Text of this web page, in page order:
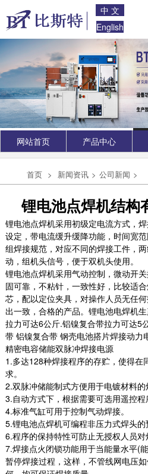
中 文
English
网站首页 产品中心
首页 > 新闻资讯 > 公司新闻 >
锂电池点焊机结构
锂电池点焊机采用初级定电流方式，
设定，带电流缓升缓降功能，时间宽
组焊接规范，对应不同的焊接工件，
动，组机头信号，便于双机头使用。
锂电池点焊机采用气动控制，微动开
固可靠，不粘针，一致性好，比较适
芯，配以定位夹具，对操作人员无任
出一致，合格的产品。锂电池电焊机
拉力可达6公斤.铝镍复合带拉力可达5
带 铝镍复合带 钢壳电池搭片焊接动力
精密电容储能双脉冲焊接电源
1.多达128种焊接程序的存贮，使得在
求。
2.双脉冲储能制式方便用于电镀材料的
3.自动方式下，根据需要可选用遥控程
4.标准气缸可用于控制气动焊接。
5.锂电池点焊机可编程非压力式焊头的
6.程序的保持特性可防止无授权人员对
7.焊接点火闭锁功能用于当能量水平(
暂停焊接过程，这样，不管线网电压
BT-1418DB 单节